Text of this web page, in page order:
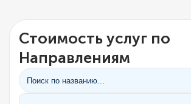
Стоимость услуг по
Направлениям